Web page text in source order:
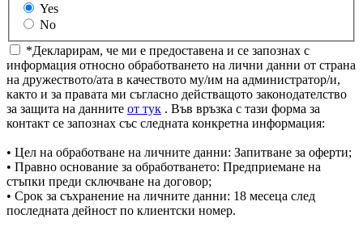
Yes
No
*Декларирам, че ми е предоставена и се запознах с
информация относно обработването на лични данни от страна
на дружеството/ата в качеството му/им на администратор/и,
както и за правата ми съгласно действащото законодателство
за защита на данните от тук . Във връзка с тази форма за
контакт се запознах със следната конкретна информация:
• Цел на обработване на личните данни: Запитване за оферти;
• Правно основание за обработването: Предприемане на
стъпки преди сключване на договор;
• Срок за съхранение на личните данни: 18 месеца след
последната дейност по клиентски номер.